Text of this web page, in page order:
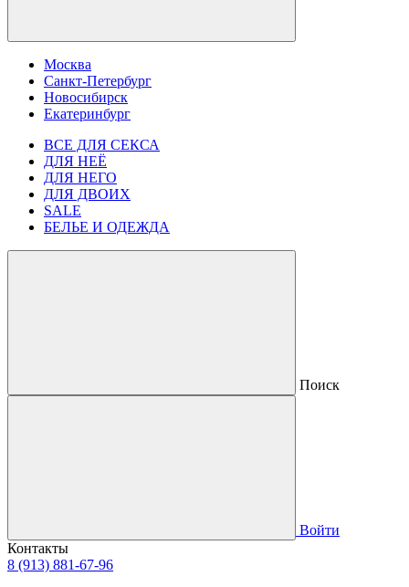
Москва
Санкт-Петербург
Новосибирск
Екатеринбург
ВСЕ ДЛЯ СЕКСА
ДЛЯ НЕЁ
ДЛЯ НЕГО
ДЛЯ ДВОИХ
SALE
БЕЛЬЕ И ОДЕЖДА
Поиск
Войти
Контакты
8 (913) 881-67-96